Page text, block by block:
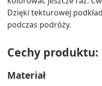
Dzięki tekturowej
podczas podróży.
Cechy produktu:
Materiał